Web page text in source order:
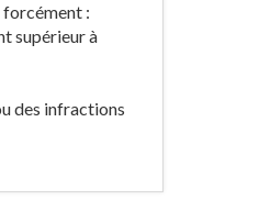
forcément :
supérieur à
des infractions